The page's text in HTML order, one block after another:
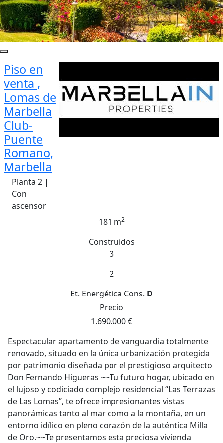
Piso en
venta ,
Lomas de
Marbella
Club-
Puente
Romano,
Marbella
Planta 2 |
Con
ascensor
181 m2
Construidos
3
2
Et. Energética Cons. D
Precio
1.690.000 €
Espectacular apartamento de vanguardia totalmente
renovado, situado en la única urbanización protegida
por patrimonio diseñada por el prestigioso arquitecto
Don Fernando Higueras ~~Tu futuro hogar, ubicado en
el lujoso y codiciado complejo residencial “Las Terrazas
de Las Lomas”, te ofrece impresionantes vistas
panorámicas tanto al mar como a la montaña, en un
entorno idílico en pleno corazón de la auténtica Milla
de Oro.~~Te presentamos esta preciosa vivienda